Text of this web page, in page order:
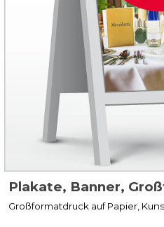
Plakate, Banner,
Großformatdruck auf Papier,